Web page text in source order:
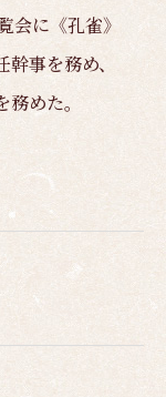
会に《孔雀》
事を務め、
めた。